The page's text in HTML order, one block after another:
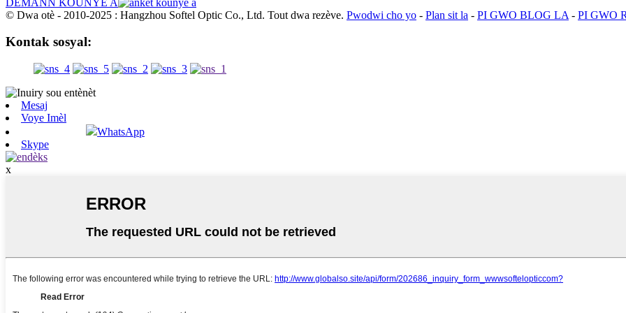
© Dwa otè - 2010-2025 : Hangzhou Softel Optic Co., Ltd. Tout dwa rezève. Pwodwi cho yo - Plan sit la - PI GWO BLOG LA - PI GWO
Kontak sosyal:
Mesaj
Voye Imèl
WhatsApp
Skype
x